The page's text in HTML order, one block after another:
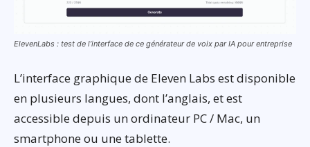
ElevenLabs : test de l’interface de ce générateur de voix par IA pour entreprise
L’interface graphique de Eleven Labs est disponible
en plusieurs langues, dont l’anglais, et est
accessible depuis un ordinateur PC / Mac, un
smartphone ou une tablette.